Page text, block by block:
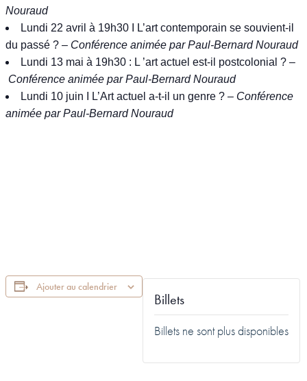
Nouraud
Lundi 22 avril à 19h30 I L’art contemporain se souvient-il
du passé ? – Conférence animée par Paul-Bernard Nouraud
Lundi 13 mai à 19h30 : L ’art actuel est-il postcolonial ? –
Conférence animée par Paul-Bernard Nouraud
Lundi 10 juin I L’Art actuel a-t-il un genre ? – Conférence
animée par Paul-Bernard Nouraud
Ajouter au calendrier
Billets
Billets ne sont plus disponibles